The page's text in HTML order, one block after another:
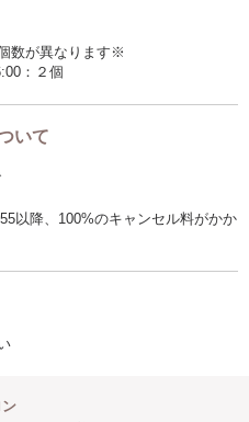
数が異なります※
：２個
いて
以降、100%のキャンセル料がかか